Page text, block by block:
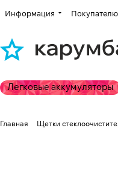
Информация Покупателю
Легковые аккумуляторы
Главная Щетки